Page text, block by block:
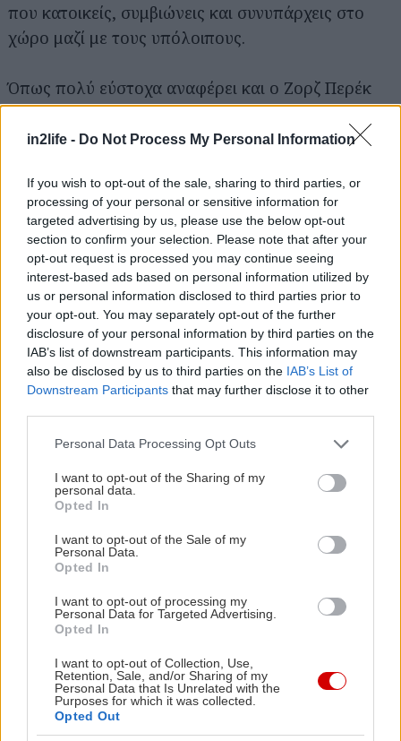
in2life - Do Not Process My Personal Information
If you wish to opt-out of the sale, sharing to third parties, or
processing of your personal or sensitive information for
targeted advertising by us, please use the below opt-out
section to confirm your selection. Please note that after your
opt-out request is processed you may continue seeing
interest-based ads based on personal information utilized by
us or personal information disclosed to third parties prior to
your opt-out. You may separately opt-out of the further
disclosure of your personal information by third parties on the
IAB’s list of downstream participants. This information may
also be disclosed by us to third parties on the IAB’s List of
Downstream Participants that may further disclose it to other
Please note that this website/app uses one or more Google
not limited to your visit or usage behaviour. You may click to
grant or deny consent to Google and its third-party tags to
use your data for below specified purposes in below Google
consent section.
Personal Data Processing Opt Outs
I want to opt-out of the Sharing of my
personal data.
Opted In
I want to opt-out of the Sale of my
Personal Data.
Opted In
I want to opt-out of processing my
Personal Data for Targeted Advertising.
Opted In
I want to opt-out of Collection, Use,
Retention, Sale, and/or Sharing of my
Personal Data that Is Unrelated with the
Purposes for which it was collected.
Opted Out
που κατοικείς, συμβιώνεις και συνυπάρχεις στο
χώρο μαζί με τους υπόλοιπους.
Όπως πολύ εύστοχα αναφέρει και ο Ζορζ Περέκ
για παράδειγμα για τον άχρηστο χώρο, δηλαδή
για ένα δωμάτιο χωρίς χρήση, στο βιβλίο του
παρουσιάζεται στο βίντεο των Eames office,
Powers of Ten», η μετάβαση από την ανθρώπινη
κλίμακα στο άπειρο σύμπαν και πίσω πάλι.
Το τελευταίο διάστημα ζω μεταξύ Αθήνας και
Βρυξελλών, επομένως ο προσωπικός μου χώρος
είναι κάτι που εναλλάσσεται συχνά. Συνδέομαι
βέβαια αρκετά με τις πόλεις στις οποίες ζω, τις
γειτονιές. Δημιουργώ διαδρομές στην πόλη,
νιώθω ότι βρίσκομαι σε συνεχή αλληλεπίδραση με
αυτή, καθορίζει άμεσα την προσωπική μου
φορά νέα τροφή. Μου αρέσει η έκπληξη που
κρύβει κάθε φορά. Είναι κάτι που υπάρχει αρκετά
στη φωτογραφική μου δουλειά.
τις Βρυξέλλες συην Αθήνα και έχω διάθεση να
παραμείνω εδώ για ένα χρονικό διάστημα με
σκοπό μια καινούρια δουλειά, η οποία είναι υπό
εξέλιξη. Έχει να κάνει με την εικόνα της
διαφήμισης στο αστικό τοπίο και μέρος έδειξα